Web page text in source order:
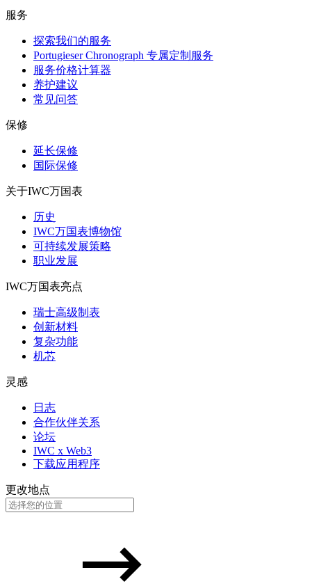
服务
探索我们的服务
Portugieser Chronograph 专属定制服务
服务价格计算器
养护建议
常见问答
保修
延长保修
国际保修
关于IWC万国表
历史
IWC万国表博物馆
可持续发展策略
职业发展
IWC万国表亮点
瑞士高级制表
创新材料
复杂功能
机芯
灵感
日志
合作伙伴关系
论坛
IWC x Web3
下载应用程序
更改地点